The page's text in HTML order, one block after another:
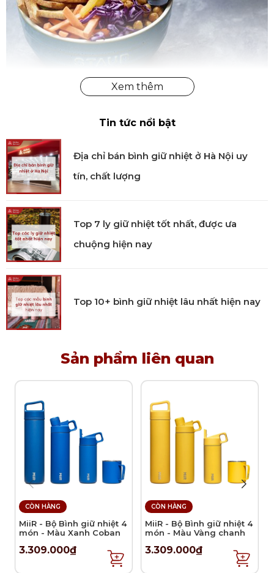
Tin tức nổi bật
Địa chỉ bán bình giữ nhiệt ở Hà Nội uy
tín, chất lượng
Top 7 ly giữ nhiệt tốt nhất, được ưa
chuộng hiện nay
Top 10+ bình giữ nhiệt lâu nhất hiện nay
Sản phẩm liên quan
CÒN HÀNG
MiiR - Bộ Bình giữ nhiệt 4
món - Màu Xanh Coban
3.309.000₫
CÒN HÀNG
MiiR - Bộ Bình giữ nhiệt 4
món - Màu Vàng chanh
3.309.000₫